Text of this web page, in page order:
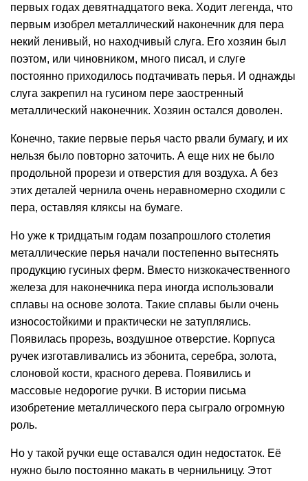
первых годах девятнадцатого века. Ходит легенда, что
первым изобрел металлический наконечник для пера
некий ленивый, но находчивый слуга. Его хозяин был
поэтом, или чиновником, много писал, и слуге
постоянно приходилось подтачивать перья. И однажды
слуга закрепил на гусином пере заостренный
металлический наконечник. Хозяин остался доволен.
Конечно, такие первые перья часто рвали бумагу, и их
нельзя было повторно заточить. А еще них не было
продольной прорези и отверстия для воздуха. А без
этих деталей чернила очень неравномерно сходили с
пера, оставляя кляксы на бумаге.
Но уже к тридцатым годам позапрошлого столетия
металлические перья начали постепенно вытеснять
продукцию гусиных ферм. Вместо низкокачественного
железа для наконечника пера иногда использовали
сплавы на основе золота. Такие сплавы были очень
износостойкими и практически не затуплялись.
Появилась прорезь, воздушное отверстие. Корпуса
ручек изготавливались из эбонита, серебра, золота,
слоновой кости, красного дерева. Появились и
массовые недорогие ручки. В истории письма
изобретение металлического пера сыграло огромную
роль.
Но у такой ручки еще оставался один недостаток. Её
нужно было постоянно макать в чернильницу. Этот